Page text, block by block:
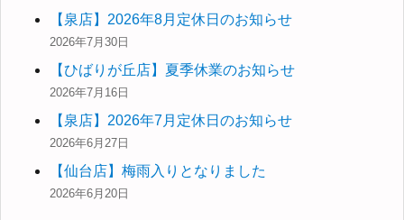
【泉店】2026年8月定休日のお知らせ
2026年7月30日
【ひばりが丘店】夏季休業のお知らせ
2026年7月16日
【泉店】2026年7月定休日のお知らせ
2026年6月27日
【仙台店】梅雨入りとなりました
2026年6月20日